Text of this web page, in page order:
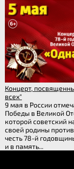
Концерт,
всех"
9 мая в России
Победы в Великой
которой советский
своей родины
честь 78-й
и в память...